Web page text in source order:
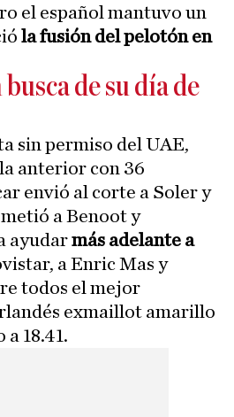
el español mantuvo un
la fusión del pelotón en
de su día de
sin permiso del UAE,
anterior con 36
envió al corte a Soler y
a Benoot y
ayudarmás adelante a
a Enric Mas y
todos el mejor
exmaillot amarillo
18.41.